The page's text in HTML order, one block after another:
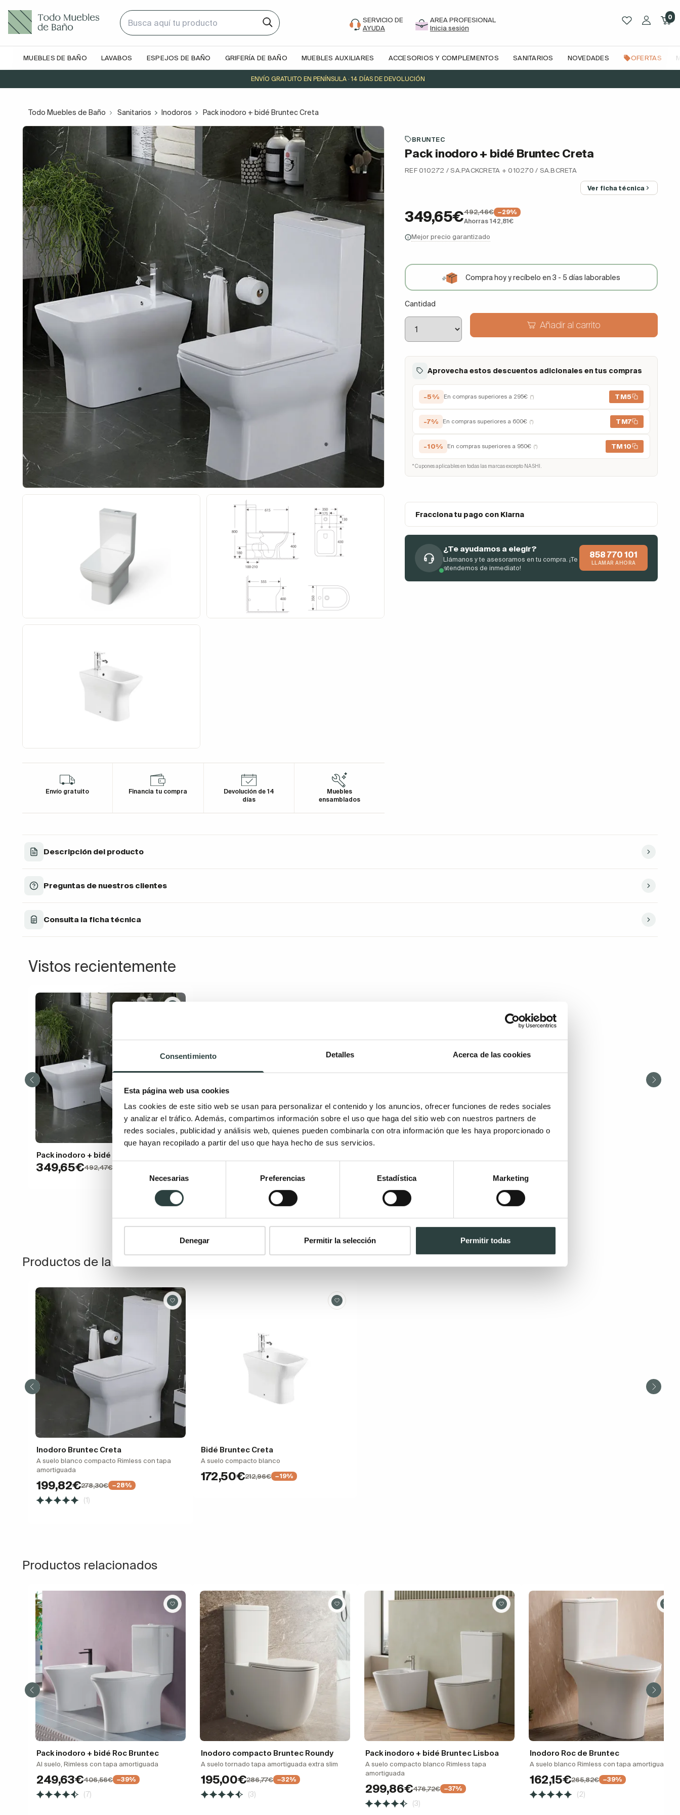
Consentimiento Detalles Acerca de las cookies
Esta página web usa cookies
Las cookies de este sitio web se usan para personalizar el contenido y los anuncios, ofrecer funciones de redes sociales
y analizar el tráfico. Además, compartimos información sobre el uso que haga del sitio web con nuestros partners de
redes sociales, publicidad y análisis web, quienes pueden combinarla con otra información que les haya proporcionado o
que hayan recopilado a partir del uso que haya hecho de sus servicios.
Selección
consentimiento
Necesarias Preferencias Estadística Marketing
Denegar Permitir la selección Permitir todas
SERVICIO DE
AYUDA
AREA PROFESIONAL
Inicia sesión
0
MUEBLES DE BAÑO LAVABOS ESPEJOS DE BAÑO GRIFERÍA DE BAÑO MUEBLES AUXILIARES ACCESORIOS Y COMPLEMENTOS SANITARIOS NOVEDADES OFERTAS
ENVÍO GRATUITO EN PENÍNSULA · 14 DÍAS DE DEVOLUCIÓN
Todo Muebles de Baño Sanitarios Inodoros Pack inodoro + bidé Bruntec Creta
Envío gratuito Financia tu compra
Devolución de 14
días
Muebles
ensamblados
BRUNTEC
Pack inodoro + bidé Bruntec Creta
REF 010272 / SA.PACKCRETA + 010270 / SA.BCRETA
Ver ficha técnica
349,65€492,46€
−29%
Ahorras 142,81€
Mejor precio garantizado
Compra hoy y recíbelo en 3 - 5 días laborables
Cantidad
Añadir al carrito
Aprovecha estos descuentos adicionales en tus compras
-5% En compras superiores a 295€ (*) TM5
-7% En compras superiores a 600€ (*) TM7
-10% En compras superiores a 950€ (*) TM10
* Cupones aplicables en todas las marcas excepto NASHI.
Fracciona tu pago con Klarna
¿Te ayudamos a elegir?
Llámanos y te asesoramos en tu compra. ¡Te
atendemos de inmediato!
858 770 101
LLAMAR AHORA
Descripción del producto
Preguntas de nuestros clientes
Consulta la ficha técnica
Vistos recientemente
Pack inodoro + bidé Bruntec Creta
349,65€492,47€
Productos de la misma colección
Inodoro Bruntec Creta
A suelo blanco compacto Rimless con tapa
amortiguada
199,82€278,30€ −28%
(1)
Bidé Bruntec Creta
A suelo compacto blanco
172,50€212,96€ −19%
Productos relacionados
Pack inodoro + bidé Roc Bruntec
Al suelo, Rimless con tapa amortiguada
249,63€406,56€ −39%
(7)
Inodoro compacto Bruntec Roundy
A suelo tornado tapa amortiguada extra slim
195,00€286,77€ −32%
(3)
Pack inodoro + bidé Bruntec Lisboa
A suelo compacto blanco Rimless tapa
amortiguada
299,86€476,72€ −37%
(3)
Inodoro Roc de Bruntec
A suelo blanco Rimless con tapa amortiguada
162,15€265,82€ −39%
(2)